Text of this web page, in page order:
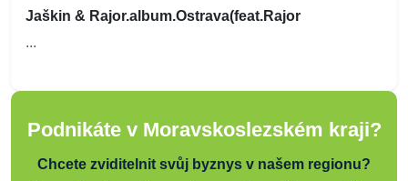
Jaškin & Rajor.album.Ostrava(feat.Rajor
...
Podnikáte v Moravskoslezském kraji?
Chcete zviditelnit svůj byznys v našem regionu?